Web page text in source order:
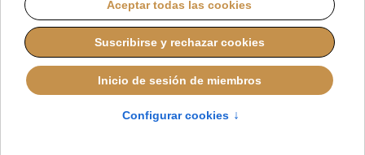
MIÉRCOLES, 24 SEPTIEMBRE 2025 08:54
Andorra: aborto con
sotana